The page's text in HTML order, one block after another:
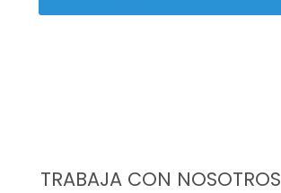
TRABAJA CON NOSOTROS